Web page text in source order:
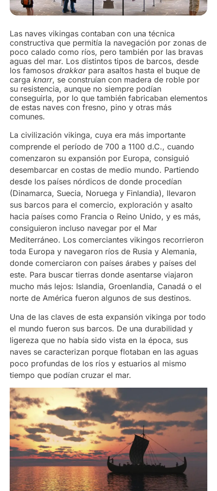
Las naves vikingas contaban con una técnica
constructiva que permitía la navegación por zonas de
poco calado como ríos, pero también por las bravas
aguas del mar. Los distintos tipos de barcos, desde
los famosos drakkarpara asaltos hasta el buque de
carga knarr, se construían con madera de roble por
su resistencia, aunque no siempre podían
conseguirla, por lo que también fabricaban elementos
de estas naves con fresno, pino y otras más
comunes.
La civilización vikinga, cuya era más importante
comprende el período de 700 a 1100 d.C., cuando
comenzaron su expansión por Europa, consiguió
desembarcar en costas de medio mundo. Partiendo
desde los países nórdicos de donde procedían
(Dinamarca, Suecia, Noruega y Finlandia), llevaron
sus barcos para el comercio, exploración y asalto
hacia países como Francia o Reino Unido, y es más,
consiguieron incluso navegar por el Mar
Mediterráneo. Los comerciantes vikingos recorrieron
toda Europa y navegaron ríos de Rusia y Alemania,
donde comerciaron con países árabes y países del
este. Para buscar tierras donde asentarse viajaron
mucho más lejos: Islandia, Groenlandia, Canadá o el
norte de América fueron algunos de sus destinos.
Una de las claves de esta expansión vikinga por todo
el mundo fueron sus barcos. De una durabilidad y
ligereza que no había sido vista en la época, sus
naves se caracterizan porque flotaban en las aguas
poco profundas de los ríos y estuarios al mismo
tiempo que podían cruzar el mar.